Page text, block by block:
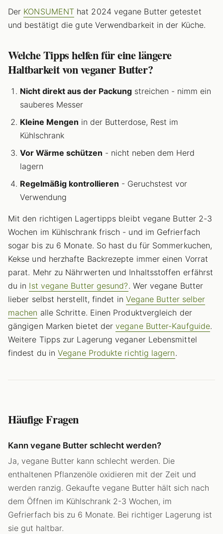
Der KONSUMENT hat 2024 vegane Butter getestet
und bestätigt die gute Verwendbarkeit in der Küche.
Welche Tipps helfen für eine längere
Haltbarkeit von veganer Butter?
Nicht direkt aus der Packung streichen - nimm ein
sauberes Messer
Kleine Mengen in der Butterdose, Rest im
Kühlschrank
Vor Wärme schützen - nicht neben dem Herd
lagern
Regelmäßig kontrollieren - Geruchstest vor
Verwendung
Mit den richtigen Lagertipps bleibt vegane Butter 2-3
Wochen im Kühlschrank frisch - und im Gefrierfach
sogar bis zu 6 Monate. So hast du für Sommerkuchen,
Kekse und herzhafte Backrezepte immer einen Vorrat
parat. Mehr zu Nährwerten und Inhaltsstoffen erfährst
du in Ist vegane Butter gesund?. Wer vegane Butter
lieber selbst herstellt, findet in Vegane Butter selber
machen alle Schritte. Einen Produktvergleich der
gängigen Marken bietet dervegane Butter-Kaufguide.
Weitere Tipps zur Lagerung veganer Lebensmittel
findest du inVegane Produkte richtig lagern.
Häufige Fragen
Kann vegane Butter schlecht werden?
Ja, vegane Butter kann schlecht werden. Die
enthaltenen Pflanzenöle oxidieren mit der Zeit und
werden ranzig. Gekaufte vegane Butter hält sich nach
dem Öffnen im Kühlschrank 2-3 Wochen, im
Gefrierfach bis zu 6 Monate. Bei richtiger Lagerung ist
sie gut haltbar.